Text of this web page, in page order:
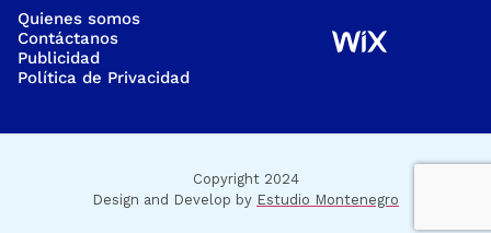
Quienes somos
Contáctanos
Publicidad
Política de Privacidad
Copyright 2024
Design and Develop by Estudio Montenegro